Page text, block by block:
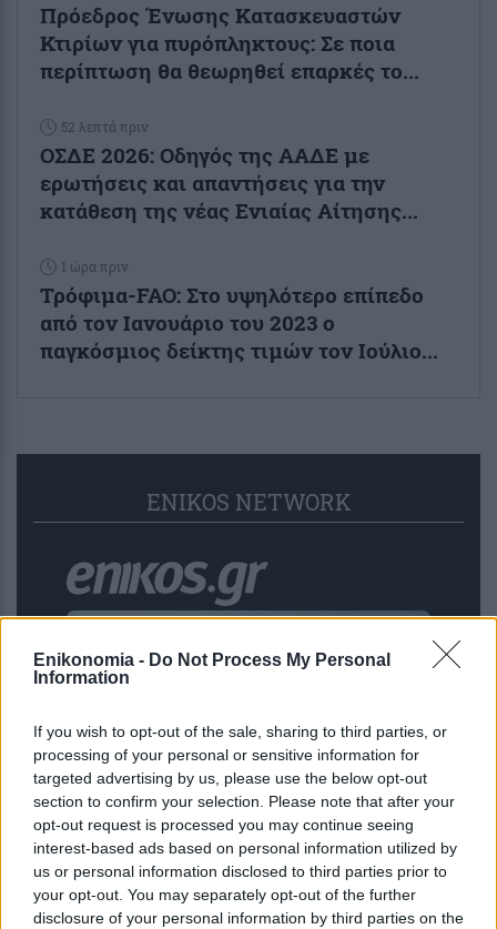
Enikonomia - Do Not Process My Personal
Information
If you wish to opt-out of the sale, sharing to third parties, or
processing of your personal or sensitive information for
targeted advertising by us, please use the below opt-out
section to confirm your selection. Please note that after your
opt-out request is processed you may continue seeing
interest-based ads based on personal information utilized by
us or personal information disclosed to third parties prior to
your opt-out. You may separately opt-out of the further
disclosure of your personal information by third parties on the
Πρόεδρος Ένωσης Κατασκευαστών
Κτιρίων για πυρόπληκτους: Σε ποια
περίπτωση θα θεωρηθεί επαρκές το...
52 λεπτά πριν
ΟΣΔΕ 2026: Οδηγός της ΑΑΔΕ με
ερωτήσεις και απαντήσεις για την
κατάθεση της νέας Ενιαίας Αίτησης...
1 ώρα πριν
Τρόφιμα-FAO: Στο υψηλότερο επίπεδο
από τον Ιανουάριο του 2023 o
παγκόσμιος δείκτης τιμών τον Ιούλιο...
ENIKOS NETWORK
Τροχαίο στις Σέρρες: «Δεν ήταν μόνο η
αυξημένη ταχύτητα, ίσως κάτι
απέσπασε την προσοχή του οδηγού»